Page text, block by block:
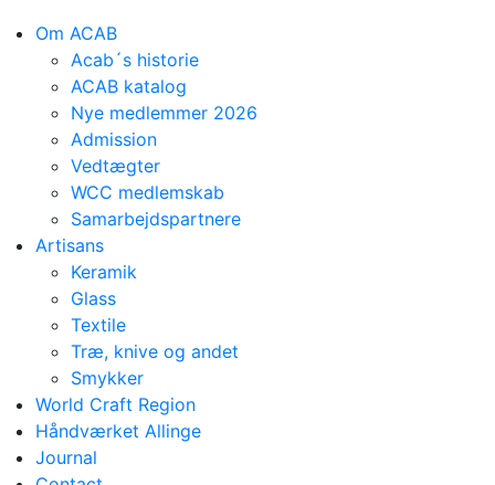
Om ACAB
Acab´s historie
ACAB katalog
Nye medlemmer 2026
Admission
Vedtægter
WCC medlemskab
Samarbejdspartnere
Artisans
Keramik
Glass
Textile
Træ, knive og andet
Smykker
World Craft Region
Håndværket Allinge
Journal